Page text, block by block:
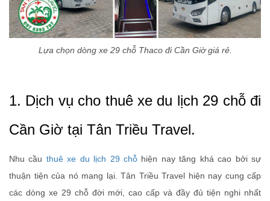
Lựa chọn dòng xe 29 chỗ Thaco đi Cần Giờ giá rẻ.
1. Dịch vụ cho thuê xe du lịch 29 chỗ đi
Cần Giờ tại Tân Triều Travel.
Nhu cầu thuê xe du lịch 29 chỗ hiện nay tăng khá cao bởi sự
thuận tiện của nó mang lại. Tân Triều Travel hiện nay cung cấp
các dòng xe 29 chỗ đời mới, cao cấp và đầy đủ tiện nghi nhất